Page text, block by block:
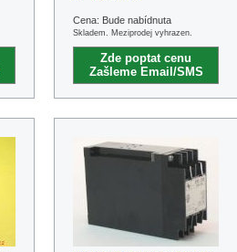
Cena: Bude nabídnuta
Skladem. Meziprodej vyhrazen.
Zde poptat cenu
Zašleme Email/SMS